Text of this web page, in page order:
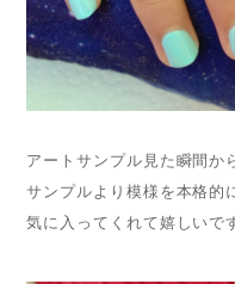
アートサンプル見た瞬間
サンプルより模様を本格的
気に入ってくれて嬉しいで